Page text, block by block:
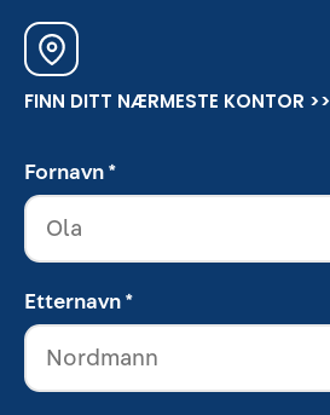
FINN DITT NÆRMESTE KONTOR >>
Fornavn *
Etternavn *